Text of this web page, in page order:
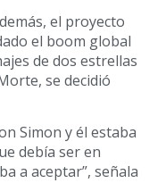
el proyecto
el boom global
de dos estrellas
se decidió
Simon y él estaba
debía ser en
a aceptar”, señala